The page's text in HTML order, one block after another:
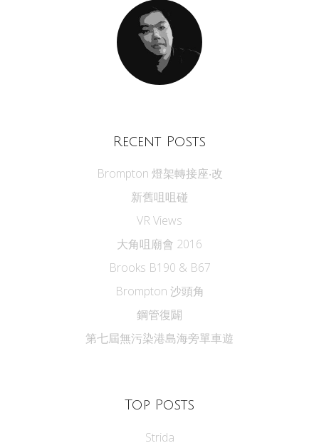
Recent Posts
Brompton 燈架轉接座‧改
新舊咀咀碰
VR Views
大角咀廟會 2016
Brooks B190 & B67
Brompton 沙頭角
鋼管復闢
第七屆無污染港島海旁單車遊
Top Posts
Strida